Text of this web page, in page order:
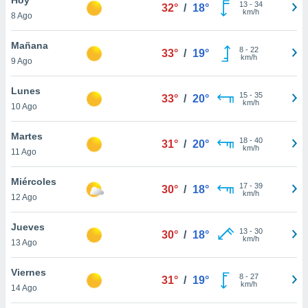
y
en
más
de
8 Ago
32° / 18° 13- 34
km/h
Mañana
9 Ago
33° / 19° 8- 22
km/h
Lunes
10 Ago
33° / 20° 15- 35
km/h
Martes
11 Ago
31° / 20° 18- 40
km/h
Miércoles
12 Ago
30° / 18° 17- 39
km/h
Jueves
13 Ago
30° / 18° 13- 30
km/h
Viernes
14 Ago
31° / 19° 8- 27
km/h